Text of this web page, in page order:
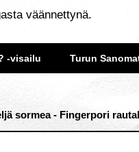
väännettynä.
-visailu Turun
sormea - Fingerpori